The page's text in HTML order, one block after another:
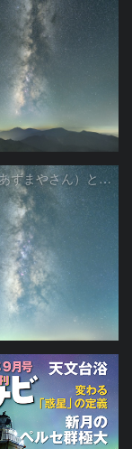
四阿山（あずまやさん）と立ち昇る夏の銀河